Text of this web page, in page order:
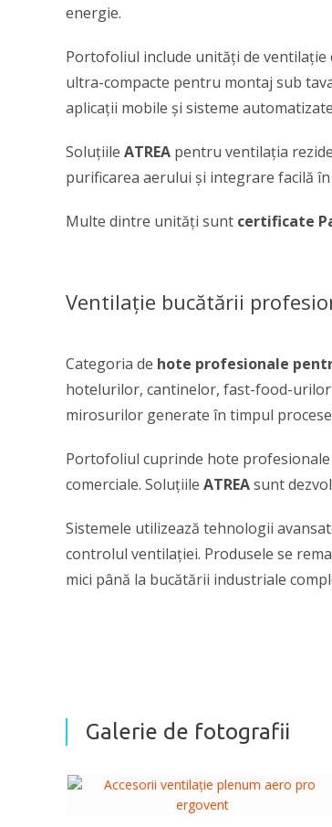
energie.
Portofoliul include unități de ventilație
ultra-compacte pentru montaj sub
aplicații mobile și sisteme
Soluțiile ATREA pentru ventilația
purificarea aerului și integrare facilă
Multe dintre unități sunt certificate
Ventilație bucătării
Categoria de hote profesionale
hotelurilor, cantinelor, fast-food-urilor
mirosurilor generate în timpul
Portofoliul cuprinde hote
comerciale. Soluțiile ATREAsunt
Sistemele utilizează tehnologii
controlul ventilației. Produsele se
mici până la bucătării industriale
Galerie de fotografii